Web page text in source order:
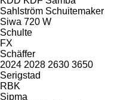
Sahlström Schuitemaker
Siwa 720 W
Schulte
FX
Schäffer
2024 2028 2630 3650
Serigstad
RBK
Sipma